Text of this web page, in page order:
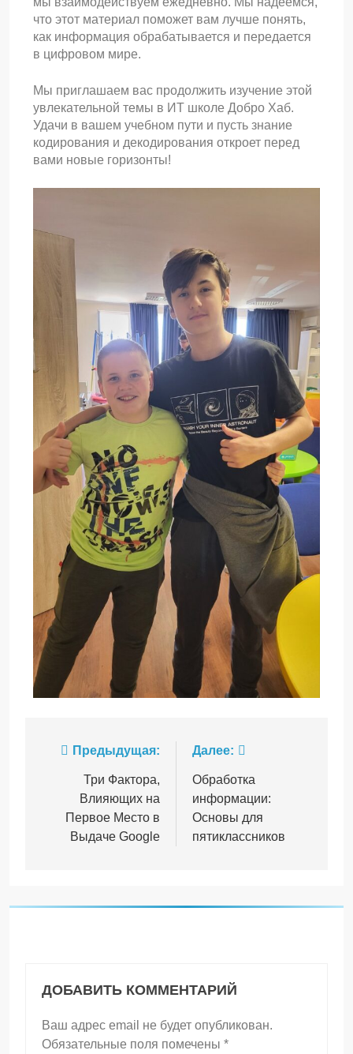
что этот материал поможет вам лучше понять,
как информация обрабатывается и передается
в цифровом мире.
Мы приглашаем вас продолжить изучение этой
увлекательной темы в ИТ школе Добро Хаб.
Удачи в вашем учебном пути и пусть знание
кодирования и декодирования откроет перед
вами новые горизонты!
Предыдущая:
Три Фактора,
Влияющих на
Первое Место в
Выдаче Google
Далее:
Обработка
информации:
Основы для
пятиклассников
ДОБАВИТЬ КОММЕНТАРИЙ
Ваш адрес email не будет опубликован.
Обязательные поля помечены *